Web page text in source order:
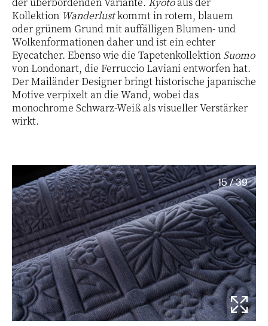
Kollektion Wanderlustkommt in rotem, blauem
oder grünem Grund mit auffälligen Blumen- und
Wolkenformationen daher und ist ein echter
Eyecatcher. Ebenso wie die Tapetenkollektion Suomo
von Londonart, die Ferruccio Laviani entworfen hat.
Der Mailänder Designer bringt historische japanische
Motive verpixelt an die Wand, wobei das
monochrome Schwarz-Weiß als visueller Verstärker
wirkt.
15 / 39